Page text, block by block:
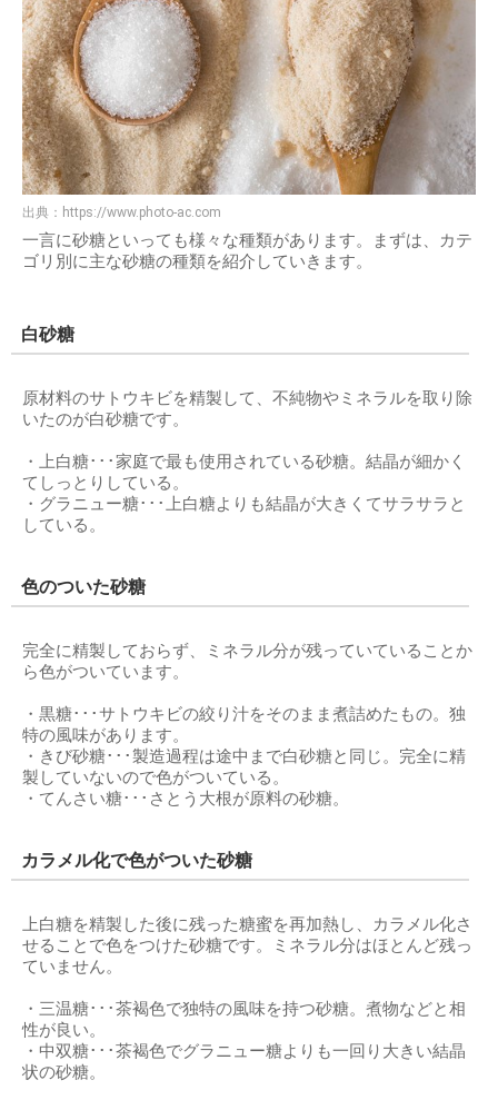
出典： https://www.photo-ac.com
一言に砂糖といっても様々な種類があります。まずは、カテ
ゴリ別に主な砂糖の種類を紹介していきます。
白砂糖
原材料のサトウキビを精製して、不純物やミネラルを取り除
いたのが白砂糖です。
・上白糖･･･家庭で最も使用されている砂糖。結晶が細かく
てしっとりしている。
・グラニュー糖･･･上白糖よりも結晶が大きくてサラサラと
している。
色のついた砂糖
完全に精製しておらず、ミネラル分が残っていていることか
ら色がついています。
・黒糖･･･サトウキビの絞り汁をそのまま煮詰めたもの。独
特の風味があります。
・きび砂糖･･･製造過程は途中まで白砂糖と同じ。完全に精
製していないので色がついている。
・てんさい糖･･･さとう大根が原料の砂糖。
カラメル化で色がついた砂糖
上白糖を精製した後に残った糖蜜を再加熱し、カラメル化さ
せることで色をつけた砂糖です。ミネラル分はほとんど残っ
ていません。
・三温糖･･･茶褐色で独特の風味を持つ砂糖。煮物などと相
性が良い。
・中双糖･･･茶褐色でグラニュー糖よりも一回り大きい結晶
状の砂糖。